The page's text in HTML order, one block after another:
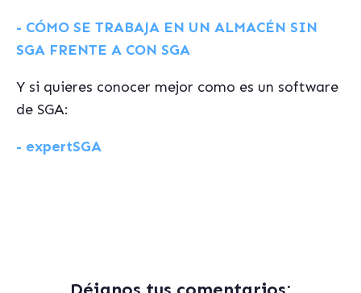
- CÓMO SE TRABAJA EN UN ALMACÉN SIN
SGA FRENTE A CON SGA
Y si quieres conocer mejor como es un software
de SGA:
- expertSGA